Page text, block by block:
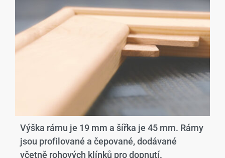
Výška rámu je 19 mm a šířka je 45 mm. Rámy
jsou profilované a čepované, dodávané
včetně rohových klínků pro dopnutí.